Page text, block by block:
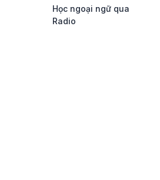
Học ngoại ngữ qua
Radio